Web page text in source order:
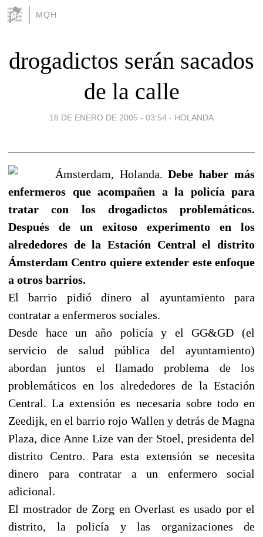
MQH
drogadictos serán sacados
de la calle
18 DE ENERO DE 2005 - 03:54 - HOLANDA
Ámsterdam, Holanda.Debe haber más
enfermeros que acompañen a la policía para
tratar con los drogadictos problemáticos.
Después de un exitoso experimento en los
alrededores de la Estación Central el distrito
Ámsterdam Centro quiere extender este enfoque
a otros barrios.
El barrio pidió dinero al ayuntamiento para
contratar a enfermeros sociales.
Desde hace un año policía y el GG&GD (el
servicio de salud pública del ayuntamiento)
abordan juntos el llamado problema de los
problemáticos en los alrededores de la Estación
Central. La extensión es necesaria sobre todo en
Zeedijk, en el barrio rojo Wallen y detrás de Magna
Plaza, dice Anne Lize van der Stoel, presidenta del
distrito Centro. Para esta extensión se necesita
dinero para contratar a un enfermero social
adicional.
El mostrador de Zorg en Overlast es usado por el
distrito, la policía y las organizaciones de